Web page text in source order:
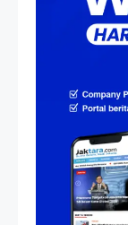
HP
yang
Sebelum
Resonansi
Seri 1:
Non-Blok
Artikel